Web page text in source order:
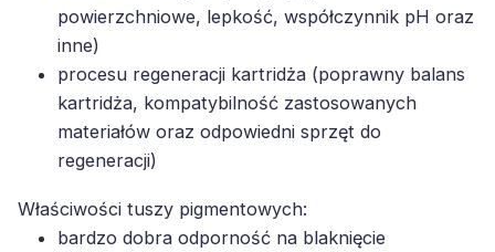
powierzchniowe, lepkość, współczynnik pH oraz
inne)
procesu regeneracji kartridża (poprawny balans
kartridża, kompatybilność zastosowanych
materiałów oraz odpowiedni sprzęt do
regeneracji)
Właściwości tuszy pigmentowych:
bardzo dobra odporność na blaknięcie